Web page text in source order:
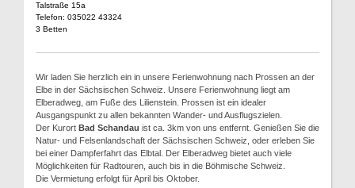
Talstraße 15a
Telefon: 035022 43324
3 Betten
Wir laden Sie herzlich ein in unsere Ferienwohnung nach Prossen an der
Elbe in der Sächsischen Schweiz. Unsere Ferienwohnung liegt am
Elberadweg, am Fuße des Lilienstein. Prossen ist ein idealer
Ausgangspunkt zu allen bekannten Wander- und Ausflugszielen.
Der Kurort Bad Schandau ist ca. 3km von uns entfernt. Genießen Sie die
Natur- und Felsenlandschaft der Sächsischen Schweiz, oder erleben Sie
bei einer Dampferfahrt das Elbtal. Der Elberadweg bietet auch viele
Möglichkeiten für Radtouren, auch bis in die Böhmische Schweiz.
Die Vermietung erfolgt für April bis Oktober.